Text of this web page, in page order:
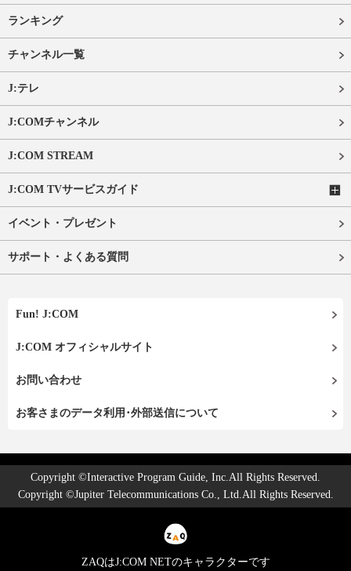
ランキング
チャンネル一覧
J:テレ
J:COMチャンネル
J:COM STREAM
J:COM TVサービスガイド
イベント・プレゼント
サポート・よくある質問
Fun! J:COM
J:COM オフィシャルサイト
お問い合わせ
お客さまのデータ利用･外部送信について
Copyright ©Interactive Program Guide, Inc.All Rights Reserved.
Copyright ©Jupiter Telecommunications Co., Ltd.All Rights Reserved.
ZAQはJ:COM NETのキャラクターです